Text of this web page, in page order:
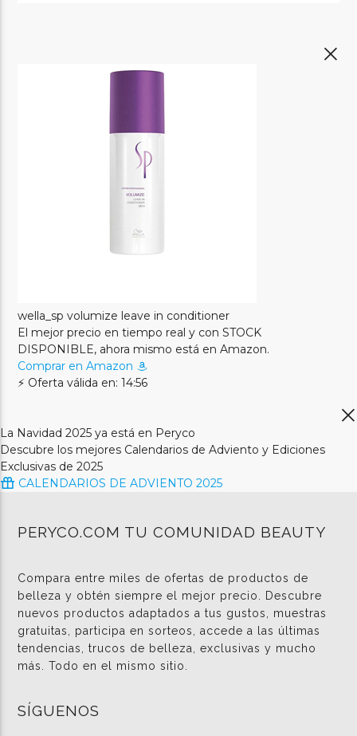
wella_sp volumize leave in conditioner
El mejor precio en tiempo real y con STOCK
DISPONIBLE, ahora mismo está en Amazon.
Comprar en Amazon
⚡ Oferta válida en: 14:56
La Navidad 2025 ya está en Peryco
Descubre los mejores Calendarios de Adviento y Ediciones
Exclusivas de 2025
CALENDARIOS DE ADVIENTO 2025
PERYCO.COM TU COMUNIDAD BEAUTY
Compara entre miles de ofertas de productos de
belleza y obtén siempre el mejor precio. Descubre
nuevos productos adaptados a tus gustos, muestras
gratuitas, participa en sorteos, accede a las últimas
tendencias, trucos de belleza, exclusivas y mucho
más. Todo en el mismo sitio.
SÍGUENOS